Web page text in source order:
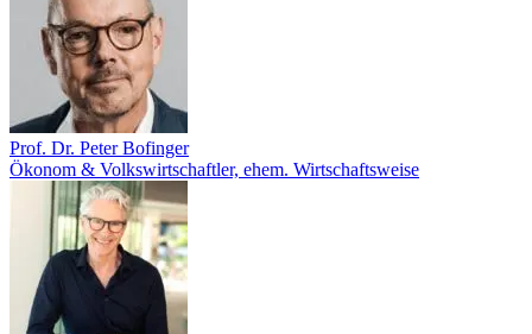
Prof. Dr. Peter Bofinger
Ökonom & Volkswirtschaftler, ehem. Wirtschaftsweise